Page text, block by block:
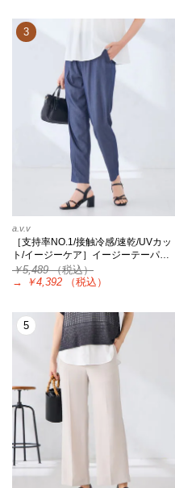
3
a.v.v
［支持率NO.1/接触冷感/速乾/UVカッ
ト/イージーケア］イージーテーパ…
￥5,489（税込）
→
￥4,392 （税込）
5